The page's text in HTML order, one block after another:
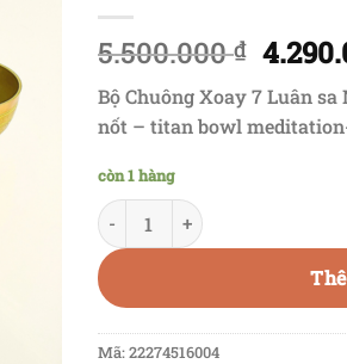
5.500.000₫
Bộ Chuông Xoay 7 Luân
nốt – titan bowl
còn 1 hàng
CXNP129 - Bộ Chuông Xoay
Mã:22274516004